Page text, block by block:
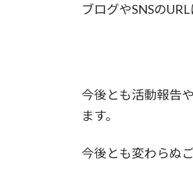
ブログやSNSの
今後とも活動報告
ます。
今後とも変わらぬ